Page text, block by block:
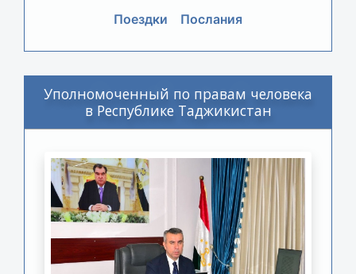
Поездки
Послания
Уполномоченный по правам человека
в Республике Таджикистан